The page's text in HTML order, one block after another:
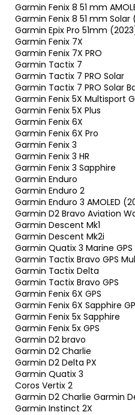
Garmin Fenix 8 51 mm
Garmin Fenix 8 51 mm Solar
Garmin Epix Pro 51mm
Garmin Fenix 7X
Garmin Fenix 7X PRO
Garmin Tactix 7
Garmin Tactix 7 PRO Solar
Garmin Tactix 7 PRO Solar
Garmin Fenix 5X Multisport
Garmin Fenix 5X Plus
Garmin Fenix 6X
Garmin Fenix 6X Pro
Garmin Fenix 3
Garmin Fenix 3 HR
Garmin Fenix 3 Sapphire
Garmin Enduro
Garmin Enduro 2
Garmin Enduro 3 AMOLED
Garmin D2 Bravo Aviation
Garmin Descent Mk1
Garmin Descent Mk2i
Garmin Quatix 3 Marine
Garmin Tactix Bravo GPS
Garmin Tactix Delta
Garmin Tactix Bravo GPS
Garmin Fenix 6X GPS
Garmin Fenix 6X Sapphire
Garmin Fenix 5x Sapphire
Garmin Fenix 5x GPS
Garmin D2 bravo
Garmin D2 Charlie
Garmin D2 Delta PX
Garmin Quatix 3
Coros Vertix 2
Garmin D2 Charlie Garmin
Garmin Instinct 2X